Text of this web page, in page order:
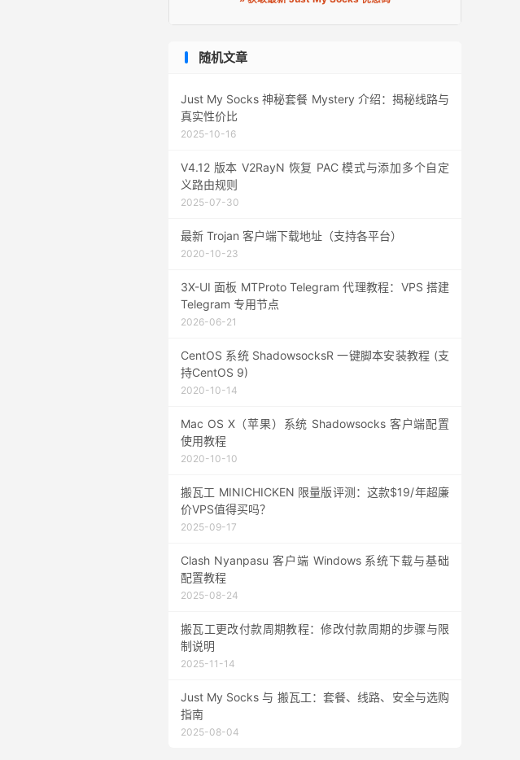
随机文章
Just My Socks 神秘套餐 Mystery 介绍：揭秘线路与
真实性价比
2025-10-16
V4.12 版本 V2RayN 恢复 PAC 模式与添加多个自定
义路由规则
2025-07-30
最新 Trojan 客户端下载地址（支持各平台）
2020-10-23
3X-UI 面板 MTProto Telegram 代理教程：VPS 搭建
Telegram 专用节点
2026-06-21
CentOS 系统 ShadowsocksR 一键脚本安装教程 (支
持CentOS 9)
2020-10-14
Mac OS X（苹果）系统 Shadowsocks 客户端配置
使用教程
2020-10-10
搬瓦工 MINICHICKEN 限量版评测：这款$19/年超廉
价VPS值得买吗？
2025-09-17
Clash Nyanpasu 客户端 Windows 系统下载与基础
配置教程
2025-08-24
搬瓦工更改付款周期教程：修改付款周期的步骤与限
制说明
2025-11-14
Just My Socks 与 搬瓦工：套餐、线路、安全与选购
指南
2025-08-04